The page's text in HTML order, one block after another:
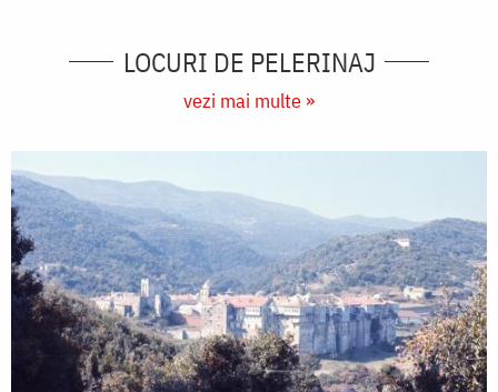
LOCURI DE PELERINAJ
vezi mai multe »